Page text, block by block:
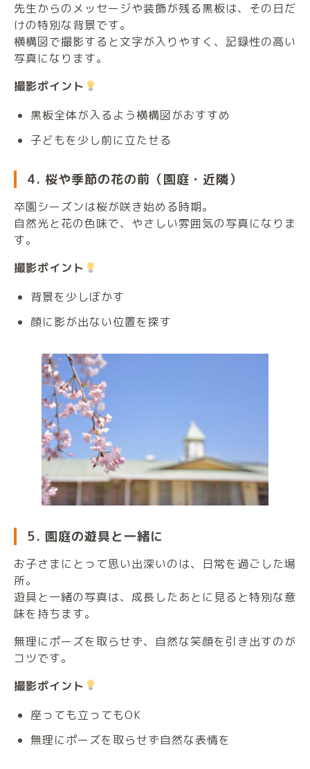
先生からのメッセージや装飾が残る黒板は、その日だ
けの特別な背景です。
横構図で撮影すると文字が入りやすく、記録性の高い
写真になります。
撮影ポイント
黒板全体が入るよう横構図がおすすめ
子どもを少し前に立たせる
4. 桜や季節の花の前（園庭・近隣）
卒園シーズンは桜が咲き始める時期。
自然光と花の色味で、やさしい雰囲気の写真になりま
す。
撮影ポイント
背景を少しぼかす
顔に影が出ない位置を探す
5. 園庭の遊具と一緒に
お子さまにとって思い出深いのは、日常を過ごした場
所。
遊具と一緒の写真は、成長したあとに見ると特別な意
味を持ちます。
無理にポーズを取らせず、自然な笑顔を引き出すのが
コツです。
撮影ポイント
座っても立ってもOK
無理にポーズを取らせず自然な表情を